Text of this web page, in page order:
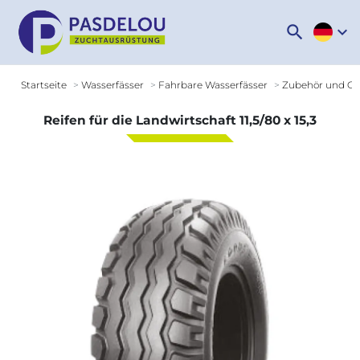
search expand_more
Startseite Wasserfässer Fahrbare Wasserfässer Zubehör und
Reifen für die Landwirtschaft 11,5/80 x 15,3